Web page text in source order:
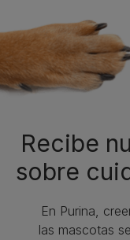
Recibe
sobre
En Purina,
las mascotas